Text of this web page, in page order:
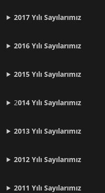
2017 Yılı Sayılarımız
2016 Yılı Sayılarımız
2015 Yılı Sayılarımız
2014 Yılı Sayılarımız
2013 Yılı Sayılarımız
2012 YılıSayılarımız
2011 YılıSayılarımız